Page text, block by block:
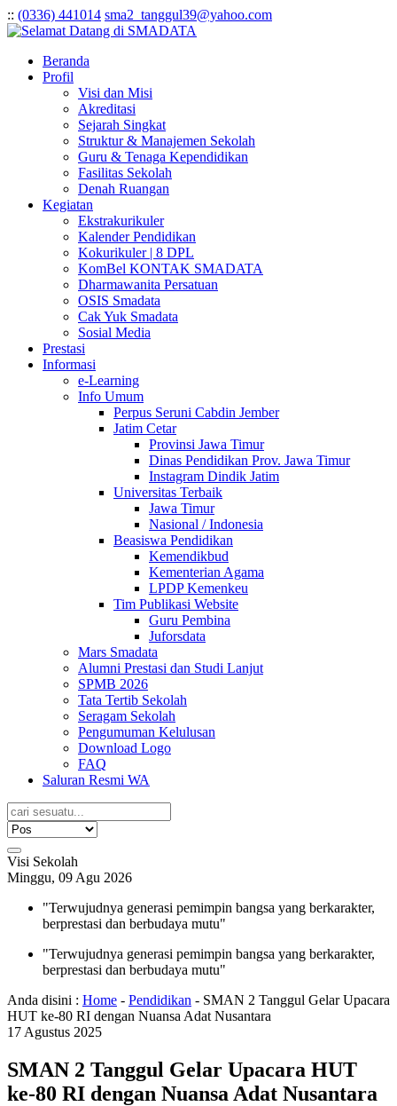
:: (0336) 441014 sma2_tanggul39@yahoo.com
Beranda
Profil
Visi dan Misi
Akreditasi
Sejarah Singkat
Struktur & Manajemen Sekolah
Guru & Tenaga Kependidikan
Fasilitas Sekolah
Denah Ruangan
Kegiatan
Ekstrakurikuler
Kalender Pendidikan
Kokurikuler | 8 DPL
KomBel KONTAK SMADATA
Dharmawanita Persatuan
OSIS Smadata
Cak Yuk Smadata
Sosial Media
Prestasi
Informasi
e-Learning
Info Umum
Perpus Seruni Cabdin Jember
Jatim Cetar
Provinsi Jawa Timur
Dinas Pendidikan Prov. Jawa Timur
Instagram Dindik Jatim
Universitas Terbaik
Jawa Timur
Nasional / Indonesia
Beasiswa Pendidikan
Kemendikbud
Kementerian Agama
LPDP Kemenkeu
Tim Publikasi Website
Guru Pembina
Juforsdata
Mars Smadata
Alumni Prestasi dan Studi Lanjut
SPMB 2026
Tata Tertib Sekolah
Seragam Sekolah
Pengumuman Kelulusan
Download Logo
FAQ
Saluran Resmi WA
Visi Sekolah
Minggu, 09 Agu 2026
"Terwujudnya generasi pemimpin bangsa yang berkarakter,
berprestasi dan berbudaya mutu"
"Terwujudnya generasi pemimpin bangsa yang berkarakter,
berprestasi dan berbudaya mutu"
Anda disini : Home - Pendidikan - SMAN 2 Tanggul Gelar Upacara
HUT ke-80 RI dengan Nuansa Adat Nusantara
17 Agustus 2025
SMAN 2 Tanggul Gelar Upacara HUT
ke-80 RI dengan Nuansa Adat Nusantara